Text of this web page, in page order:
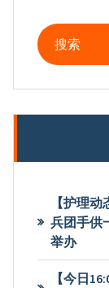
搜
索：
【护理
兵团手供
举办
【今日